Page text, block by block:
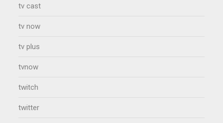
tv cast
tv now
tv plus
tvnow
twitch
twitter